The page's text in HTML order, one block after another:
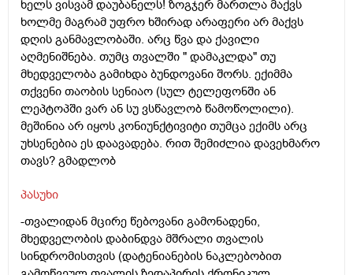
ხელს ვისვამ დაუბანელს! ზოგჯერ მართლა მაქვს
ხოლმე მაგრამ უფრო ხშირად არაფერი არ მაქვს
დღის განმავლობაში. არც წვა და ქავილი
აღმენიშნება. თუმც თვალში " დამაკლდა" თუ
მხედველობა გამიხდა ბუნდოვანი შორს. ექიმმა
თქვენი თაობის სენიაო (სულ ტელეფონში ან
ლეპტოპში ვარ ან სუ ვსწავლობ წამოწოლილი).
მეშინია არ იყოს კონიუნქტივიტი თუმცა ექიმს არც
უხსენებია ეს დაავადება. რით შემიძლია დავეხმარო
თავს? გმადლობ
პასუხი
-თვალიდან მცირე წებოვანი გამონადენი,
მხედველობის დაბინდვა მშრალი თვალის
სინდრომისთვის (დატენიანების ნაკლებობით